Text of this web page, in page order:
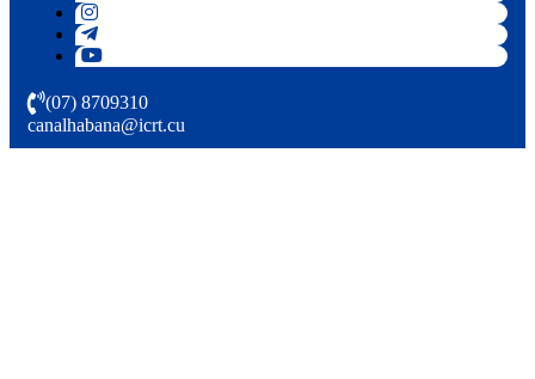
(07) 8709310
canalhabana@icrt.cu